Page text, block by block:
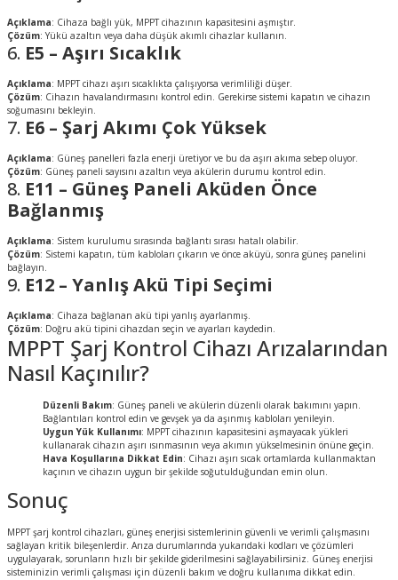
Açıklama: Cihaza bağlı yük, MPPT cihazının kapasitesini aşmıştır.
Çözüm: Yükü azaltın veya daha düşük akımlı cihazlar kullanın.
6. E5 – Aşırı Sıcaklık
Açıklama: MPPT cihazı aşırı sıcaklıkta çalışıyorsa verimliliği düşer.
Çözüm: Cihazın havalandırmasını kontrol edin. Gerekirse sistemi kapatın ve cihazın
soğumasını bekleyin.
7. E6 – Şarj Akımı Çok Yüksek
Açıklama: Güneş panelleri fazla enerji üretiyor ve bu da aşırı akıma sebep oluyor.
Çözüm: Güneş paneli sayısını azaltın veya akülerin durumu kontrol edin.
8. E11 – Güneş Paneli Aküden Önce
Bağlanmış
Açıklama: Sistem kurulumu sırasında bağlantı sırası hatalı olabilir.
Çözüm: Sistemi kapatın, tüm kabloları çıkarın ve önce aküyü, sonra güneş panelini
bağlayın.
9. E12 – Yanlış Akü Tipi Seçimi
Açıklama: Cihaza bağlanan akü tipi yanlış ayarlanmış.
Çözüm: Doğru akü tipini cihazdan seçin ve ayarları kaydedin.
MPPT Şarj Kontrol Cihazı Arızalarından
Nasıl Kaçınılır?
Düzenli Bakım: Güneş paneli ve akülerin düzenli olarak bakımını yapın.
Bağlantıları kontrol edin ve gevşek ya da aşınmış kabloları yenileyin.
Uygun Yük Kullanımı: MPPT cihazının kapasitesini aşmayacak yükleri
kullanarak cihazın aşırı ısınmasının veya akımın yükselmesinin önüne geçin.
Hava Koşullarına Dikkat Edin: Cihazı aşırı sıcak ortamlarda kullanmaktan
kaçının ve cihazın uygun bir şekilde soğutulduğundan emin olun.
Sonuç
MPPT şarj kontrol cihazları, güneş enerjisi sistemlerinin güvenli ve verimli çalışmasını
sağlayan kritik bileşenlerdir. Arıza durumlarında yukarıdaki kodları ve çözümleri
uygulayarak, sorunların hızlı bir şekilde giderilmesini sağlayabilirsiniz. Güneş enerjisi
sisteminizin verimli çalışması için düzenli bakım ve doğru kullanıma dikkat edin.